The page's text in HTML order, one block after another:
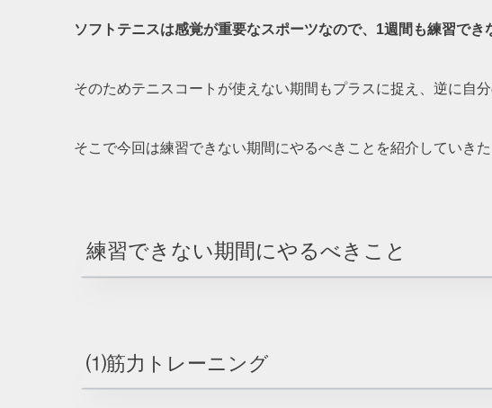
ソフトテニスは感覚が重要なスポーツなので、1週間も練習でき
そのためテニスコートが使えない期間もプラスに捉え、逆に自
そこで今回は練習できない期間にやるべきことを紹介していきた
練習できない期間にやるべきこと
⑴筋力トレーニング